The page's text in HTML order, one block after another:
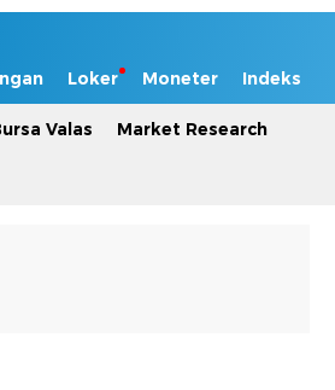
Loker Moneter Indeks
Valas Market Research